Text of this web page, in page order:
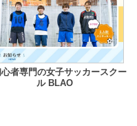
者専門の女子サッカースクー
ル BLAO